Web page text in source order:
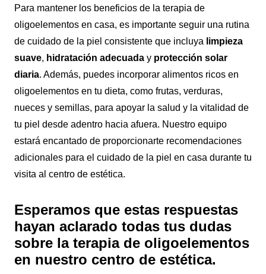
Para mantener los beneficios de la terapia de
oligoelementos en casa, es importante seguir una rutina
de cuidado de la piel consistente que incluya limpieza
suave, hidratación adecuada y protección solar
diaria. Además, puedes incorporar alimentos ricos en
oligoelementos en tu dieta, como frutas, verduras,
nueces y semillas, para apoyar la salud y la vitalidad de
tu piel desde adentro hacia afuera. Nuestro equipo
estará encantado de proporcionarte recomendaciones
adicionales para el cuidado de la piel en casa durante tu
visita al centro de estética.
Esperamos que estas respuestas
hayan aclarado todas tus dudas
sobre la terapia de oligoelementos
en nuestro centro de estética.